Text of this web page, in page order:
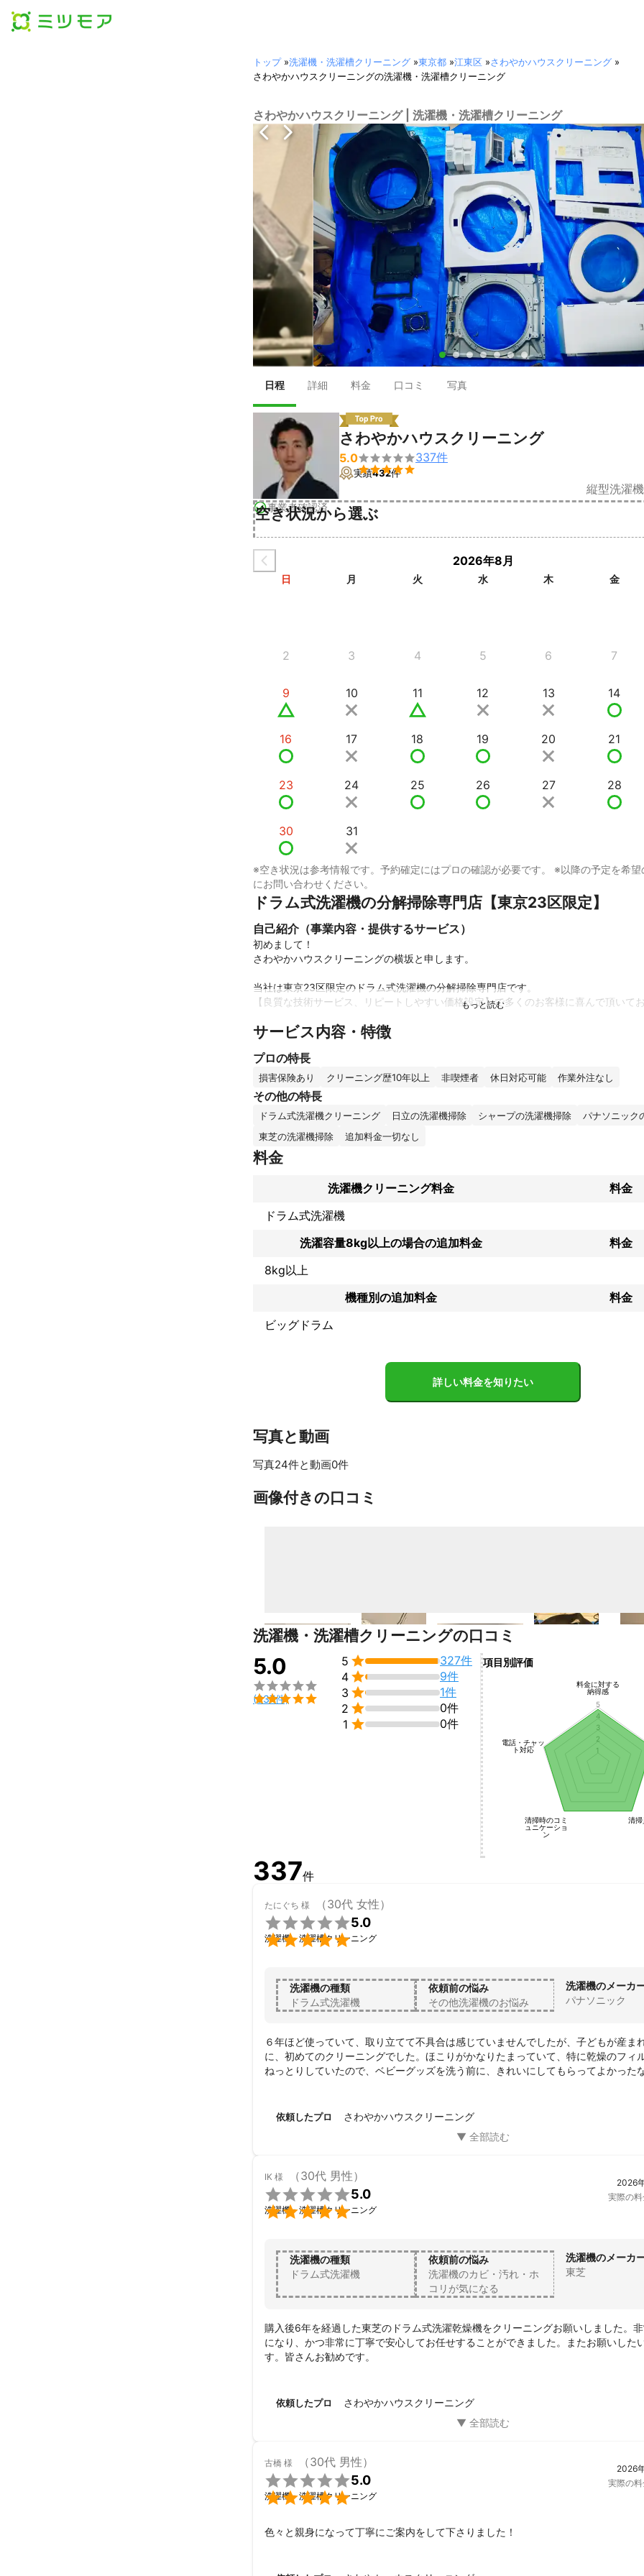
トップ»洗濯機・洗濯槽クリーニング »東京都 »江東区 »さわやかハウスクリーニング »
さわやかハウスクリーニングの洗濯機・洗濯槽クリーニング
さわやかハウスクリーニング | 洗濯機・洗濯槽クリーニング
● ● ● ● ● ● ●
日程 詳細 料金 口コミ 写真
事業者確認済
さわやかハウスクリーニング
5.0

337件
実績432件
縦型洗濯
空き状況から選ぶ
2026年8月
日 月 火 水 木 金
2 3 4 5 6 7
9 10 11 12 13 14
16 17 18 19 20 21
23 24 25 26 27 28
30 31
※空き状況は参考情報です。予約確定にはプロの確認が必要です。 ※以降の予定を希望
にお問い合わせください。
ドラム式洗濯機の分解掃除専門店【東京23区限定】
自己紹介（事業内容・提供するサービス）
初めまして！
さわやかハウスクリーニングの横坂と申します。
当社は東京23区限定のドラム式洗濯機の分解掃除専門店です。
【良質な技術サービス、リピートしやすい価格設定】で多くのお客様に喜んで頂いてお
専門業者として10年以上の実績がございますので、スムーズな作業と、万が一のトラ
(損害保険加入済)
パナソニック・日立・東芝・シャープ製に対応しており、全て一律料金設定です。
※追加料金は一切かかりません
お客様から「ありがとう」の言葉が私のやりがいです。
お客様のご期待に添えられるよう、精一杯お仕事をさせていただきますので、ぜひ当店
これまでの実績
毎月30〜40台のドラム式洗濯機の分解洗浄を行なっており、年間では400台以上には
専門業者として10年の実績がございますので、メーカー毎の構造も熟知しており、ご
ドラム式洗濯機のお悩みも殆どクリーニングで解決しております。
他のサービスは一切行わずドラム式洗濯機の乾燥トラブルや臭いを改善する事に全力
サービス内容・特徴
プロの特長
損害保険あり クリーニング歴10年以上 非喫煙者 休日対応可能 作業外注なし
その他の特長
ドラム式洗濯機クリーニング 日立の洗濯機掃除 シャープの洗濯機掃除
パナソニック
東芝の洗濯機掃除
追加料金一切なし
料金
洗濯機クリーニング料金
料金
ドラム式洗濯機
洗濯容量8kg以上の場合の追加料金
料金
8kg以上
機種別の追加料金
料金
ビッグドラム
詳しい料金を知りたい
写真と動画
写真24件と動画0件
画像付きの口コミ
洗濯機・洗濯槽クリーニングの口コミ
5.0


(337件)
5 
327件
4 
9件
3 
1件
2 
0件
1  0件
項目別評価
料金に対する
納得感
清掃
清掃時のコミ
ュニケーショ
ン
電話・チャッ
ト対応
1
2
3
4
5
337件
たにぐち 様 （30代 女性）


5.0
洗濯機・洗濯槽クリーニング
洗濯機の種類
ドラム式洗濯機
依頼前の悩み
その他洗濯機のお悩み
洗濯機のメーカ
パナソニック
６年ほど使っていて、取り立てて不具合は感じていませんでしたが、子どもが産ま
に、初めてのクリーニングでした。ほこりがかなりたまっていて、特に乾燥のフィ
ねっとりしていたので、ベビーグッズを洗う前に、きれいにしてもらってよかった
また、定期的にお願いしたいと思いました。
依頼したプロ さわやかハウスクリーニング
IK 様 （30代 男性）


5.0
洗濯機・洗濯槽クリーニング
2026
実際の料
洗濯機の種類
ドラム式洗濯機
依頼前の悩み
洗濯機のカビ・汚れ・ホ
コリが気になる
洗濯機のメーカ
東芝
購入後6年を経過した東芝のドラム式洗濯乾燥機をクリーニングお願いしました。
になり、かつ非常に丁寧で安心してお任せすることができました。またお願いした
す。皆さんお勧めです。
依頼したプロ さわやかハウスクリーニング
古橋 様 （30代 男性）


5.0
洗濯機・洗濯槽クリーニング
2026
実際の料
色々と親身になって丁寧にご案内をして下さりました！